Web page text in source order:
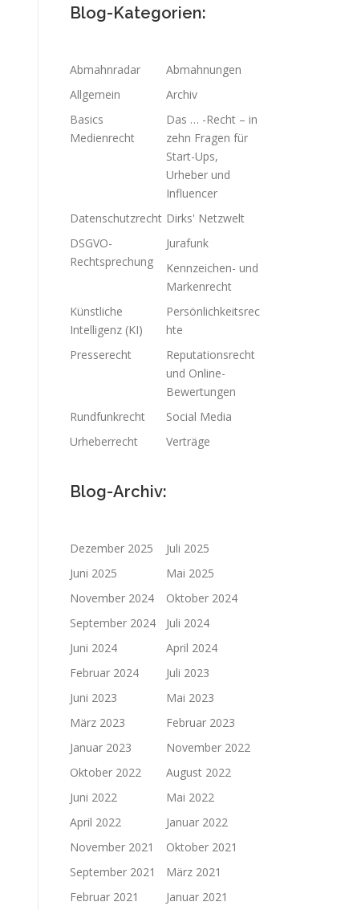
Blog-Kategorien:
Abmahnradar
Abmahnungen
Allgemein
Archiv
Basics
Medienrecht
Das … -Recht – in
zehn Fragen für
Start-Ups,
Urheber und
Influencer
Datenschutzrecht Dirks' Netzwelt
DSGVO-
Rechtsprechung
Jurafunk
Kennzeichen- und
Markenrecht
Künstliche
Intelligenz (KI)
Persönlichkeitsrec
hte
Presserecht
Reputationsrecht
und Online-
Bewertungen
Rundfunkrecht
Social Media
Urheberrecht
Verträge
Blog-Archiv:
Dezember 2025
Juli 2025
Juni 2025
Mai 2025
November 2024
Oktober 2024
September 2024
Juli 2024
Juni 2024
April 2024
Februar 2024
Juli 2023
Juni 2023
Mai 2023
März 2023
Februar 2023
Januar 2023
November 2022
Oktober 2022
August 2022
Juni 2022
Mai 2022
April 2022
Januar 2022
November 2021
Oktober 2021
September 2021
März 2021
Februar 2021
Januar 2021